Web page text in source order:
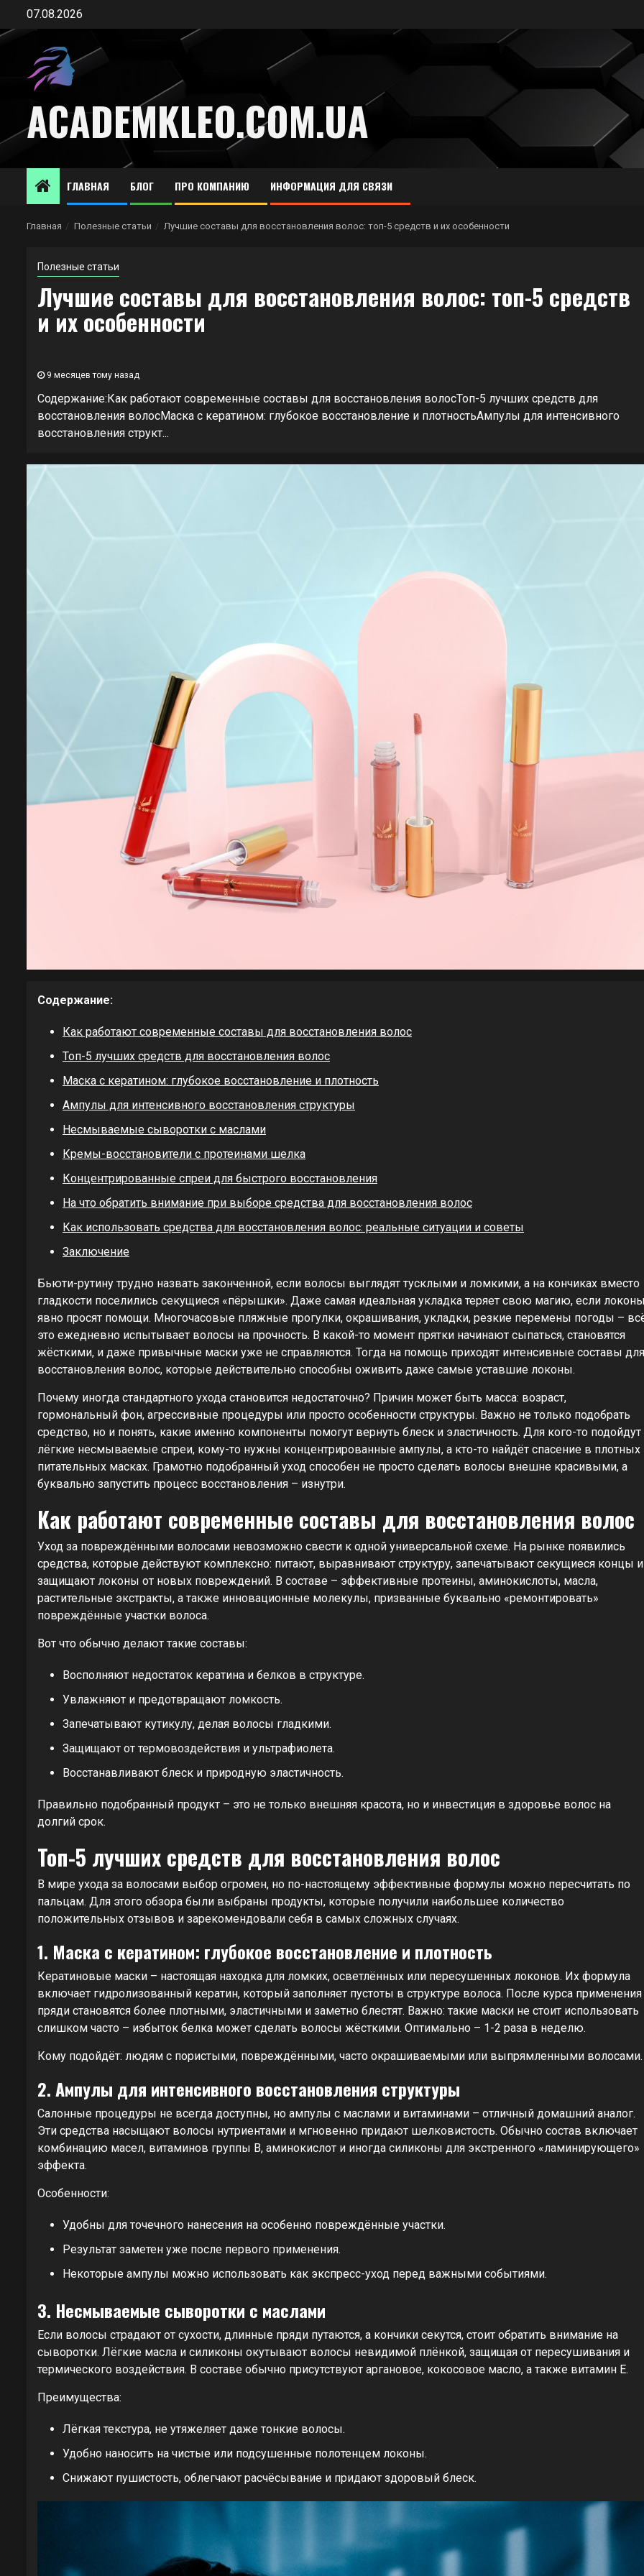
Перейти07.08.2026
ACADEMKLEO.COM.UA
ГЛАВНАЯ БЛОГ ПРО КОМПАНИЮ ИНФОРМАЦИЯ ДЛЯ СВЯЗИ
Главная Полезные статьи Лучшие составы для восстановления волос: топ-5 средств и их особенности
Полезные статьи
Лучшие составы для восстановления волос: топ-5 средств
и их особенности
9 месяцев тому назад
Содержание:Как работают современные составы для восстановления волосТоп-5 лучших средств для
восстановления волосМаска с кератином: глубокое восстановление и плотностьАмпулы для интенсивного
восстановления структ...
Содержание:
Как работают современные составы для восстановления волос
Топ-5 лучших средств для восстановления волос
Маска с кератином: глубокое восстановление и плотность
Ампулы для интенсивного восстановления структуры
Несмываемые сыворотки с маслами
Кремы-восстановители с протеинами шелка
Концентрированные спреи для быстрого восстановления
На что обратить внимание при выборе средства для восстановления волос
Как использовать средства для восстановления волос: реальные ситуации и советы
Заключение
Бьюти-рутину трудно назвать законченной, если волосы выглядят тусклыми и ломкими, а на кончиках вместо
гладкости поселились секущиеся «пёрышки». Даже самая идеальная укладка теряет свою магию, если локоны
явно просят помощи. Многочасовые пляжные прогулки, окрашивания, укладки, резкие перемены погоды –
это ежедневно испытывает волосы на прочность. В какой-то момент прятки начинают сыпаться, становятся
жёсткими, и даже привычные маски уже не справляются. Тогда на помощь приходят интенcивные составы для
восстановления волос, которые действительно способны оживить даже самые уставшие локоны.
Почему иногда стандартного ухода становится недостаточно? Причин может быть масса: возраст,
гормональный фон, агрессивные процедуры или просто особенности структуры. Важно не только подобрать
средство, но и понять, какие именно компоненты помогут вернуть блеск и эластичность. Для кого-то подойдут
лёгкие несмываемые спреи, кому-то нужны концентрированные ампулы, а кто-то найдёт спасение в плотных
питательных масках. Грамотно подобранный уход способен не просто сделать волосы внешне красивыми, а
буквально запустить процесс восстановления – изнутри.
Как работают современные составы для восстановления волос
Уход за повреждёнными волосами невозможно свести к одной универсальной схеме. На рынке появились
средства, которые действуют комплексно: питают, выравнивают структуру, запечатывают секущиеся концы и
защищают локоны от новых повреждений. В составе – эффективные протеины, аминокислоты, масла,
растительные экстракты, а также инновационные молекулы, призванные буквально «ремонтировать»
повреждённые участки волоса.
Вот что обычно делают такие составы:
Восполняют недостаток кератина и белков в структуре.
Увлажняют и предотвращают ломкость.
Запечатывают кутикулу, делая волосы гладкими.
Защищают от термовоздействия и ультрафиолета.
Восстанавливают блеск и природную эластичность.
Правильно подобранный продукт – это не только внешняя красота, но и инвестиция в здоровье волос на
долгий срок.
Топ-5 лучших средств для восстановления волос
В мире ухода за волосами выбор огромен, но по-настоящему эффективные формулы можно пересчитать по
пальцам. Для этого обзора были выбраны продукты, которые получили наибольшее количество
положительных отзывов и зарекомендовали себя в самых сложных случаях.
1. Маска с кератином: глубокое восстановление и плотность
Кератиновые маски – настоящая находка для ломких, осветлённых или пересушенных локонов. Их формула
включает гидролизованный кератин, который заполняет пустоты в структуре волоса. После курса применения
пряди становятся более плотными, эластичными и заметно блестят. Важно: такие маски не стоит использовать
слишком часто – избыток белка может сделать волосы жёсткими. Оптимально – 1-2 раза в неделю.
Кому подойдёт: людям с пористыми, повреждёнными, часто окрашиваемыми или выпрямленными волосами.
2. Ампулы для интенсивного восстановления структуры
Салонные процедуры не всегда доступны, но ампулы с маслами и витаминами – отличный домашний аналог.
Эти средства насыщают волосы нутриентами и мгновенно придают шелковистость. Обычно состав включает
комбинацию масел, витаминов группы B, аминокислот и иногда силиконы для экстренного «ламинирующего»
эффекта.
Особенности:
Удобны для точечного нанесения на особенно повреждённые участки.
Результат заметен уже после первого применения.
Некоторые ампулы можно использовать как экспресс-уход перед важными событиями.
3. Несмываемые сыворотки с маслами
Если волосы страдают от сухости, длинные пряди путаются, а кончики секутся, стоит обратить внимание на
сыворотки. Лёгкие масла и силиконы окутывают волосы невидимой плёнкой, защищая от пересушивания и
термического воздействия. В составе обычно присутствуют аргановое, кокосовое масло, а также витамин Е.
Преимущества:
Лёгкая текстура, не утяжеляет даже тонкие волосы.
Удобно наносить на чистые или подсушенные полотенцем локоны.
Снижают пушистость, облегчают расчёсывание и придают здоровый блеск.